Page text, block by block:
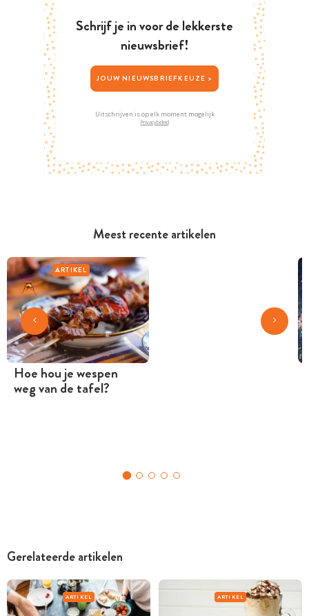
Meest recente artikelen
ARTIKEL
Hoe hou je wespen
weg van de tafel?
Schrijf je in voor de lekkerste
nieuwsbrief!
JOUW NIEUWSBRIEFKEUZE >
Uitschrijven is op elk moment mogelijk
Privacybeleid
Gerelateerde artikelen
ARTIKEL ARTIKEL